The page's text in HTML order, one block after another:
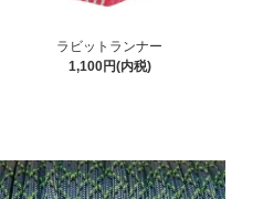
ラビットランナー
1,100円(内税)